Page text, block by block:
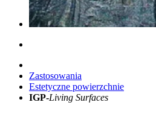
Zastosowania
Estetyczne powierzchnie
IGP-Living Surfaces